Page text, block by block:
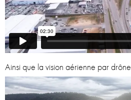
Ainsi que la vision aérienne par drône